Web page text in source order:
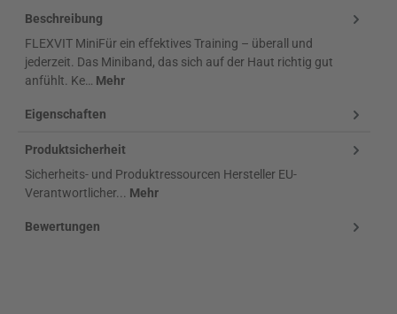
Beschreibung
FLEXVIT MiniFür ein effektives Training – überall und
jederzeit. Das Miniband, das sich auf der Haut richtig gut
anfühlt. Ke… Mehr
Eigenschaften
Produktsicherheit
Sicherheits- und Produktressourcen Hersteller EU-
Verantwortlicher... Mehr
Bewertungen